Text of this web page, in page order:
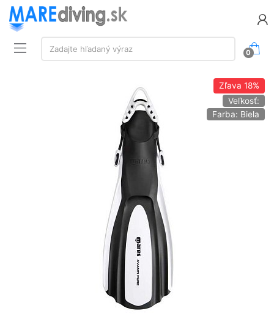
Vyhľadávanie:
Zadajte hľadaný výraz
0
Zľava 18%
Veľkosť:
Farba: Biela